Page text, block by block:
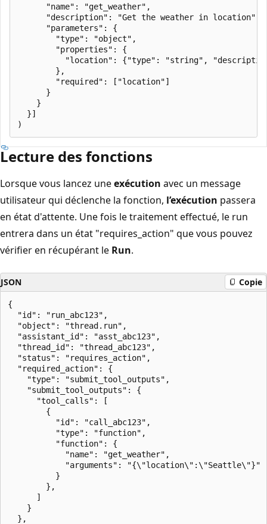
      "name": "get_weather",
      "description": "Get the weather in location",
      "parameters": {
        "type": "object",
        "properties": {
"location": {"type": "string",
        },
        "required": ["location"]
      }
    }
  }]
Lecture des fonctions
Lorsque vous lancez uneexécution avec un message
utilisateur qui déclenche la fonction, l’exécution passera
en état d'attente. Une fois le traitement effectué, le run
entrera dans un état "requires_action" que vous pouvez
vérifier en récupérant le Run.
JSON Copie
{
  "id": "run_abc123",
  "object": "thread.run",
  "assistant_id": "asst_abc123",
  "thread_id": "thread_abc123",
  "status": "requires_action",
  "required_action": {
    "type": "submit_tool_outputs",
    "submit_tool_outputs": {
      "tool_calls": [
        {
          "id": "call_abc123",
          "type": "function",
          "function": {
            "name": "get_weather",
            "arguments": "{\"location\":\"Seattle\"}"
          }
        },
      ]
    }
  },